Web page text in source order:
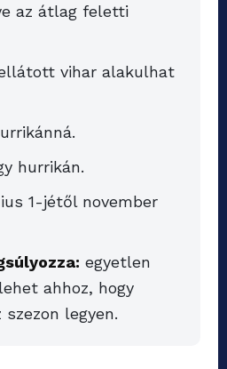
az átlag feletti
vihar alakulhat
hurrikán.
1-jétől november
egyetlen
ahhoz, hogy
szezon legyen.